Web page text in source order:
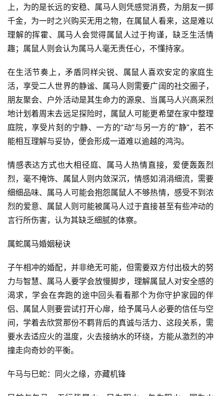
上，为的是长远的安稳、属马人则凭感觉消费，为朋友一掷
千金，为一时之兴购买无用之物，在属鼠人看来，这是难以
理解的挥霍、属马人会觉得属鼠人过于拘谨，缺乏生活情
趣；属鼠人则会认为属马人毫无责任心，不懂持家。
在生活节奏上，矛盾同样尖锐、属鼠人喜欢安定的家庭生
活，享受二人世界的静谧、属马人则需要广阔的社交圈子，
朋友聚会、户外活动是其生命力的源泉、当属马人兴高采烈
地计划着周末去远足探险时，属鼠人可能更希望在家中整理
庭院，享受片刻的宁静、一方的“动”与另一方的“静”，若不
能相互理解与妥协，便会形成一道难以逾越的鸿沟。
情感表达方式也大相径庭、属马人热情直接，爱便轰轰烈
烈，毫不掩饰、属鼠人则内敛深沉，情感如涓涓细流，需要
细细品味、属马人可能会抱怨属鼠人不够热情，感受不到浓
烈的爱意、属鼠人则可能被属马人过于直接甚至有些冲动的
言行所伤害，认为其缺乏细腻的体察。
属蛇属马婚姻秘诀
子午相冲的婚配，并非绝无可能，但需要双方付出极大的努
力与智慧、属马人要学会放慢脚步，理解属鼠人对安全感的
渴求，学会在奔跑的途中回头看看那个为你守护家园的伴
侣、属鼠人则要尝试打开心扉，给予属马人必要的信任与空
间，学着去欣赏那份不羁背后的真诚与活力、这段关系，需
要水去适应火的温度，火去接纳水的环绕，方能从激烈的冲
撞走向奇妙的平衡。
午马与巳蛇：同火之缘，亦藏机锋